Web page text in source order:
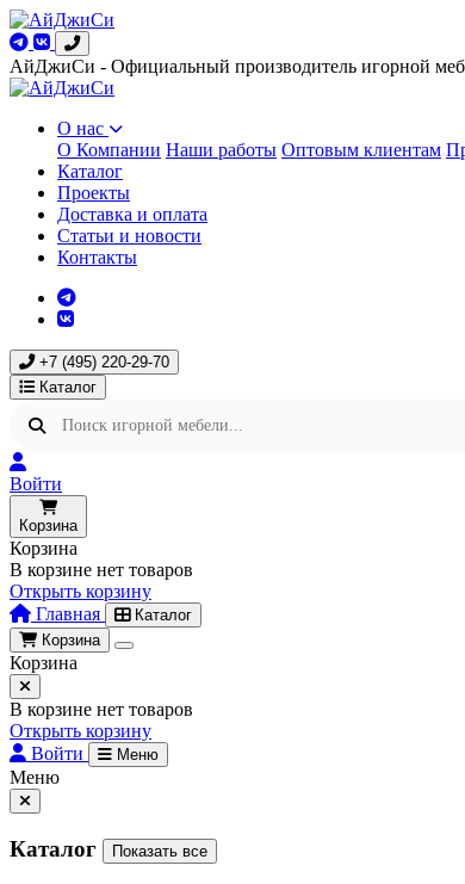
АйДжиСи - Официальный производитель игорной
О нас
О Компании Наши работы Оптовым клиентам
Каталог
Проекты
Доставка и оплата
Статьи и новости
Контакты
+7 (495) 220-29-70
Каталог
Войти
Корзина
Корзина
В корзине нет товаров
Открыть корзину
Главная
Каталог
Корзина
Корзина
В корзине нет товаров
Открыть корзину
Войти
Меню
Меню
Каталог Показать все